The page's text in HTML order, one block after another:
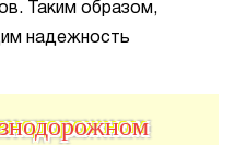
Таким образом,
надежность